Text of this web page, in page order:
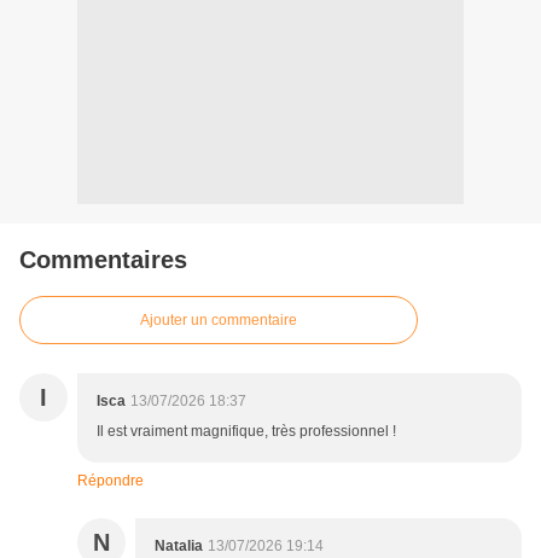
Commentaires
Ajouter un commentaire
I Isca 13/07/2026 18:37
Il est vraiment magnifique, très professionnel !
Répondre
N Natalia 13/07/2026 19:14